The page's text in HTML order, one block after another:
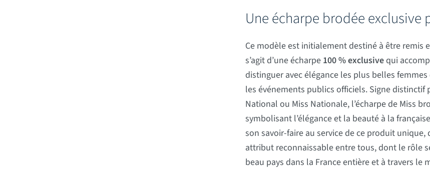
Une écharpe brodée exclusive
Ce modèle est initialement destiné à être
s’agit d’une écharpe 100 % exclusivequi
distinguer avec élégance les plus belles
les événements publics officiels. Signe distinctif
National ou Miss Nationale, l’écharpe de Miss
symbolisant l’élégance et la beauté à la
son savoir-faire au service de ce produit
attribut reconnaissable entre tous, dont le rôle
beau pays dans la France entière et à travers le